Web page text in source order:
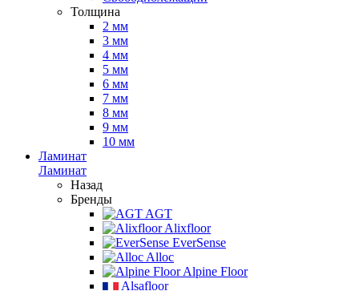
Толщина
2 мм
3 мм
4 мм
5 мм
6 мм
7 мм
8 мм
9 мм
10 мм
Ламинат
Ламинат
Назад
Бренды
AGT
Alixfloor
EverSense
Alloc
Alpine Floor
Alsafloor